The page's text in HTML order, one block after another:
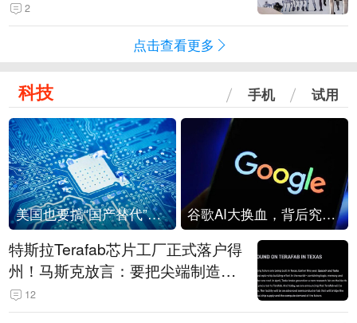
2
点击查看更多
科技 手机 试用
美国也要搞“国产替代”？先算清三笔账 谷歌AI大换血，背后究竟发生了什么？
特斯拉Terafab芯片工厂正式落户得
州！马斯克放言：要把尖端制造带
回美国
12